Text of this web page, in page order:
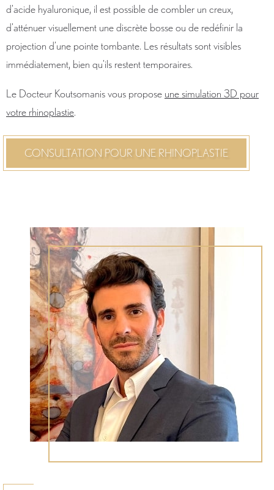
d'acide hyaluronique, il est possible de combler un creux,
d'atténuer visuellement une discrète bosse ou de redéfinir la
projection d’une pointe tombante. Les résultats sont visibles
immédiatement, bien qu’ils restent temporaires.
Le Docteur Koutsomanis vous propose une simulation 3D pour
votre rhinoplastie.
CONSULTATION POUR UNE RHINOPLASTIE